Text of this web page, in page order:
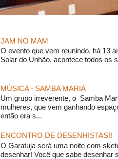
JAM NO MAM
O evento que vem reunindo, há 13
Solar do Unhão, acontece todos os
MÚSICA - SAMBA MARIA
Um grupo irreverente, o Samba
mulheres, que vem ganhando
então era s...
ENCONTRO DE DESENHISTAS!!
O Garatuja será uma noite com
desenhar! Você que sabe desenhar